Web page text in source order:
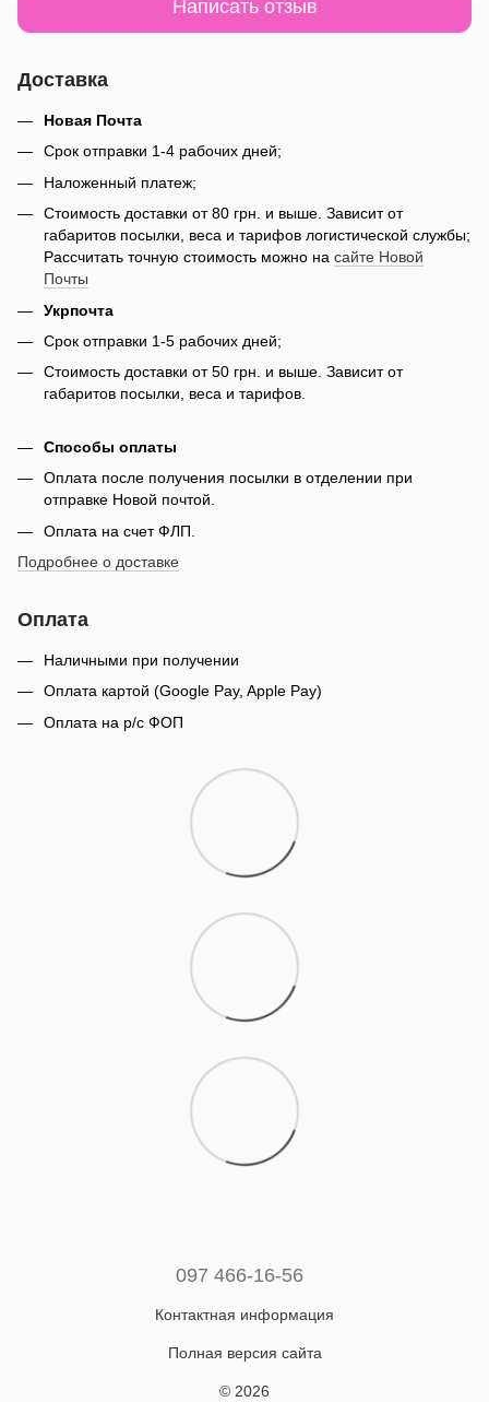
Написать отзыв
Доставка
Новая Почта
Срок отправки 1-4 рабочих дней;
Наложенный платеж;
Стоимость доставки от 80 грн. и выше. Зависит от
габаритов посылки, веса и тарифов логистической службы;
Рассчитать точную стоимость можно на сайте Новой
Почты
Укрпочта
Срок отправки 1-5 рабочих дней;
Стоимость доставки от 50 грн. и выше. Зависит от
габаритов посылки, веса и тарифов.
Способы оплаты
Оплата после получения посылки в отделении при
отправке Новой почтой.
Оплата на счет ФЛП.
Подробнее о доставке
Оплата
Наличными при получении
Оплата картой (Google Pay, Apple Pay)
Оплата на р/с ФОП
097 466-16-56
Контактная информация
Полная версия сайта
© 2026